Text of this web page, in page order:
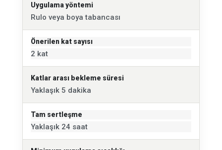
Uygulama yöntemi
Rulo veya boya tabancası
Önerilen kat sayısı
2 kat
Katlar arası bekleme süresi
Yaklaşık 5 dakika
Tam sertleşme
Yaklaşık 24 saat